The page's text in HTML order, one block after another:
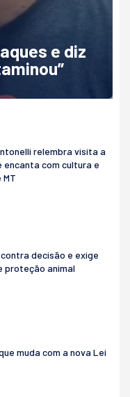
e diz
relembra visita a
encanta com cultura e
decisão e exige
proteção animal
muda com a nova Lei